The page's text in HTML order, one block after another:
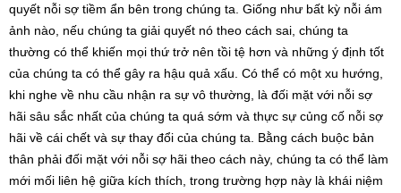
quyết nỗi sợ tiềm ẩn bên trong chúng ta. Giống như bất kỳ nỗi ám
ảnh nào, nếu chúng ta giải quyết nó theo cách sai, chúng ta
thường có thể khiến mọi thứ trở nên tồi tệ hơn và những ý định tốt
của chúng ta có thể gây ra hậu quả xấu. Có thể có một xu hướng,
khi nghe về nhu cầu nhận ra sự vô thường, là đối mặt với nỗi sợ
hãi sâu sắc nhất của chúng ta quá sớm và thực sự củng cố nỗi sợ
hãi về cái chết và sự thay đổi của chúng ta. Bằng cách buộc bản
thân phải đối mặt với nỗi sợ hãi theo cách này, chúng ta có thể làm
mới mối liên hệ giữa kích thích, trong trường hợp này là khái niệm